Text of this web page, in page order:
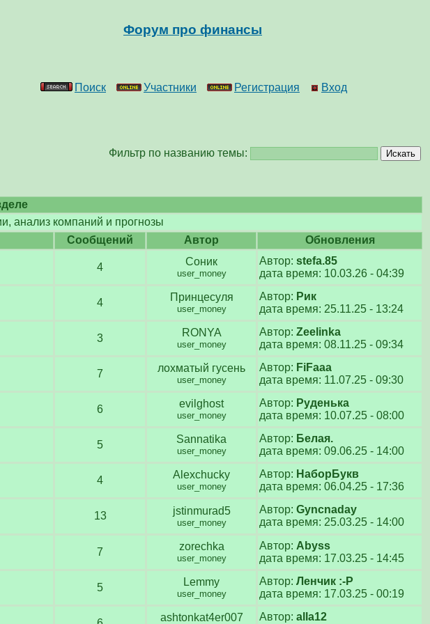
Форум про финансы
Поиск Участники Регистрация Вход
Фильтр по названию темы:
анализ компаний и прогнозы
Cообщений Автор Обновления
4 Соник
user_money
Автор: stefa.85
дата время: 10.03.26 - 04:39
4 Принцесуля
user_money
Автор: Рик
дата время: 25.11.25 - 13:24
3 RONYA
user_money
Автор: Zeelinka
дата время: 08.11.25 - 09:34
7 лохматый гусень
user_money
Автор: FiFaaa
дата время: 11.07.25 - 09:30
6 evilghost
user_money
Автор: Руденька
дата время: 10.07.25 - 08:00
5 Sannatika
user_money
Автор: Белая.
дата время: 09.06.25 - 14:00
4 Alexchucky
user_money
Автор: НаборБукв
дата время: 06.04.25 - 17:36
13 jstinmurad5
user_money
Автор: Gyncnaday
дата время: 25.03.25 - 14:00
7 zorechka
user_money
Автор: Abyss
дата время: 17.03.25 - 14:45
5 Lemmy
user_money
Автор: Ленчик :-Р
дата время: 17.03.25 - 00:19
ashtonkat4er007 Автор: alla12